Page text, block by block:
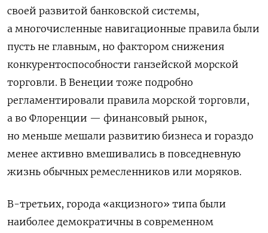
своей развитой банковской системы,
а многочисленные навигационные правила были
пусть не главным, но фактором снижения
конкурентоспособности ганзейской морской
торговли. В Венеции тоже подробно
регламентировали правила морской торговли,
а во Флоренции — финансовый рынок,
но меньше мешали развитию бизнеса и гораздо
менее активно вмешивались в повседневную
жизнь обычных ремесленников или моряков.
В-третьих, города «акцизного» типа были
наиболее демократичны в современном